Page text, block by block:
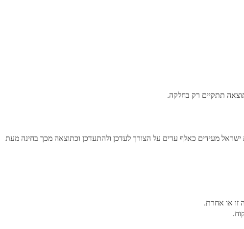
תתקיים רק בחלקה.
ישראל מעידים כאלף עדים על הצורך לעדכן ולהתעדכן וכתוצאה מכך בחינה מעת
זו או אחרת.